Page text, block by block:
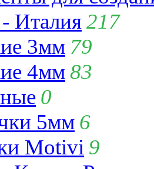
Италия217
3мм 79
4мм83
0
5мм 6
Motivi 9